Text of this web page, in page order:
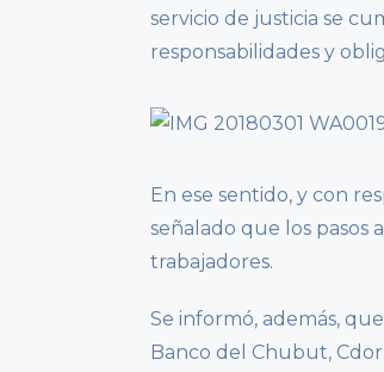
servicio de justicia se
responsabilidades y
En ese sentido, y con
señalado que los pasos
trabajadores.
Se informó, además,
Banco del Chubut,